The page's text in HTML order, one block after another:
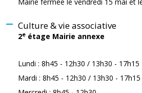
Culture & vie associative
2e étage Mairie annexe
Lundi : 8h45 - 12h30 / 13h30 - 17h15
Mardi : 8h45 - 12h30 / 13h30 - 17h15